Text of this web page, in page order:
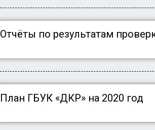
Отчёты по результатам
План ГБУК «ДКР» на 2020 год